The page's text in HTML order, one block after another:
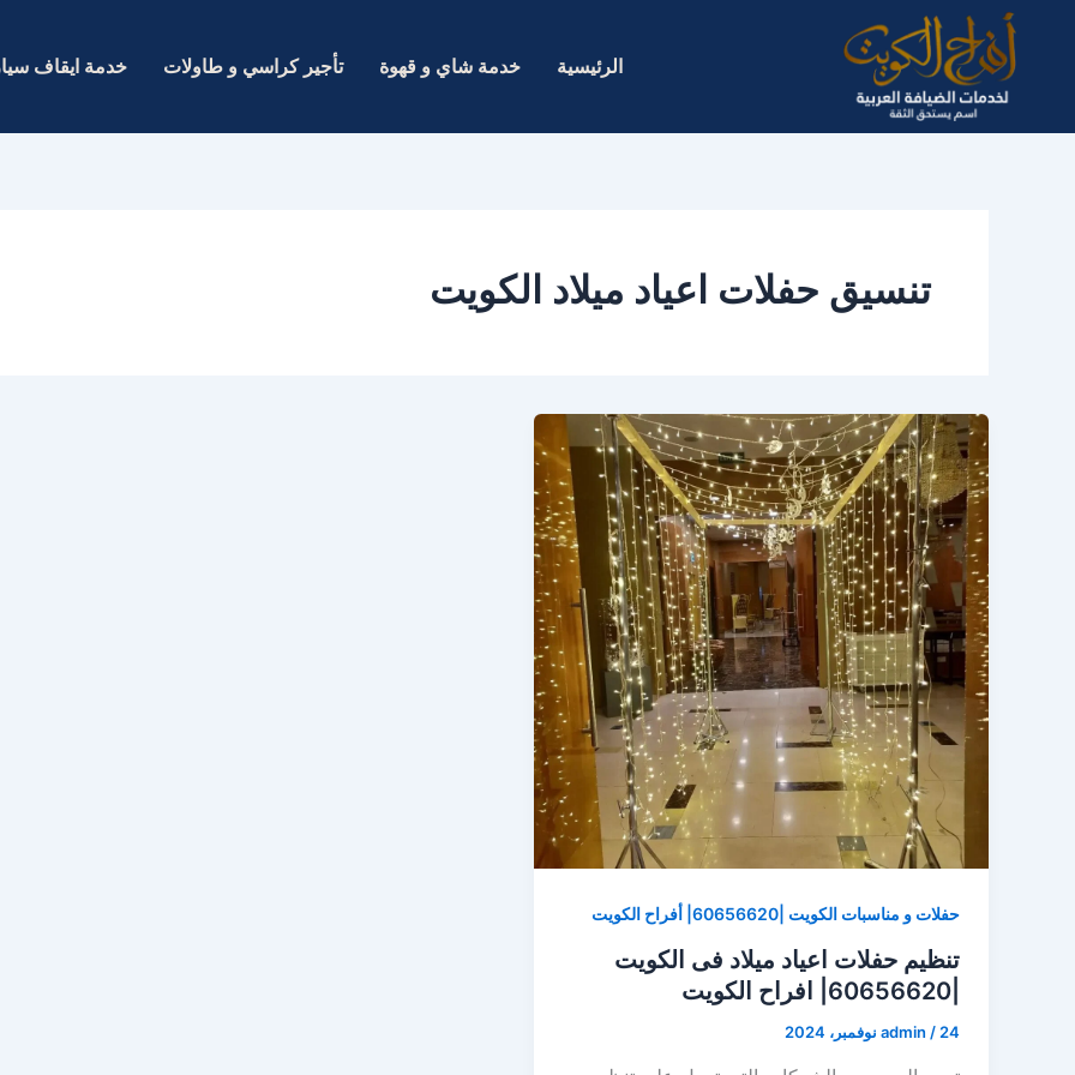
المحتوى
الرئيسية خدمة شاي و قهوة تأجير كراسي و طاولات خدمة ايقاف
تنسيق حفلات اعياد ميلاد الكويت
حفلات و مناسبات الكويت |60656620| أفراح الكويت
تنظيم حفلات اعياد ميلاد فى الكويت
admin / 24 نوفمبر، 2024